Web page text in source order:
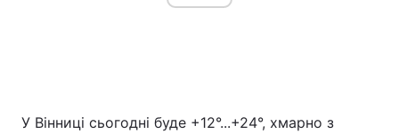
У Вінниці сьогодні буде +12°...+24°, хмарно з